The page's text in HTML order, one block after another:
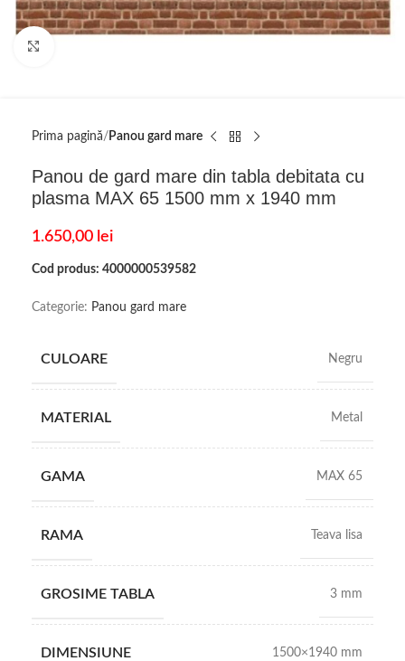
Prima pagină Panou gard mare
Panou de gard mare din tabla debitata cu
plasma MAX 65 1500 mm x 1940 mm
1.650,00 lei
Cod produs: 4000000539582
Categorie: Panou gard mare
CULOARE Negru
MATERIAL Metal
GAMA MAX 65
RAMA Teava lisa
GROSIME TABLA 3 mm
DIMENSIUNE 1500×1940 mm